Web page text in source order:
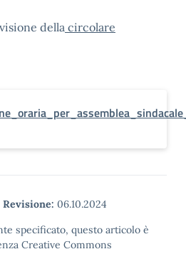
della circolare
Revisione: 06.10.2024
specificato, questo articolo è
Creative Commons